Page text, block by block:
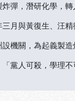
彈，潛研化學，
月與黃復生、汪
機關，為起義製
黨人可殺，學理